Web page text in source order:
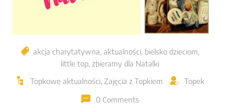
akcja charytatywna, aktualności, bielsko dzieciom,
little top, zbieramy dla Natalki
Topkowe aktualności, Zajęcia z Topkiem Topek
0 Comments